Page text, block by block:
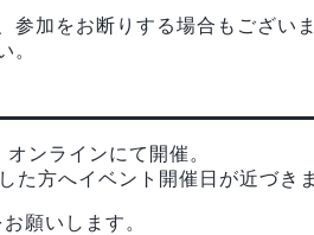
参加をお断りする場合もござい
。
ンラインにて開催。
た方へイベント開催日が近づき
願いします。